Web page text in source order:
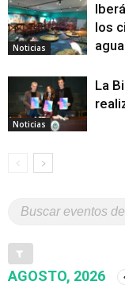
Noticias
los
agua
Noticias
La
AGOSTO, 2026